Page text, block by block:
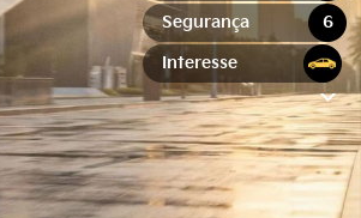
6
Segurança
Interesse